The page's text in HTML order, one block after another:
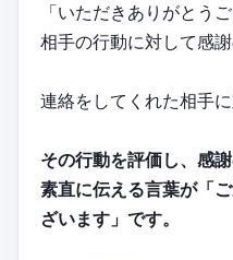
「いただきありがとう
相手の行動に対して感
連絡をしてくれた相手に
その行動を評価し、感
素直に伝える言葉が「
ざいます」です。